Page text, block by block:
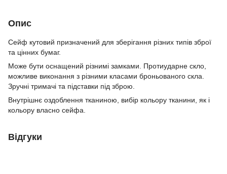
Опис
Сейф кутовий призначений для зберігання різних типів зброї
та цінних бумаг.
Може бути оснащений різнимі замками. Протиударне скло,
можливе виконання з різними класами броньованого скла.
Зручні тримачі та підставки під зброю.
Внутрішнє оздоблення тканиною, вибір кольору тканини, як і
кольору власно сейфа.
Відгуки